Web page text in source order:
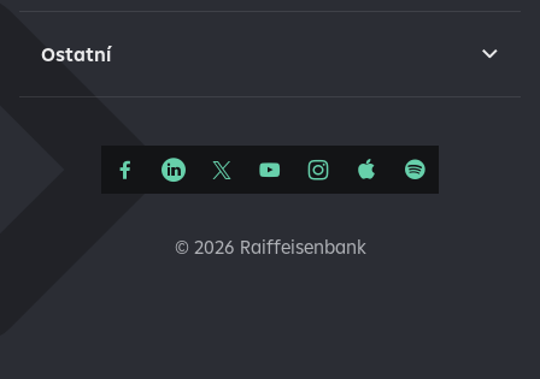
Ostatní
© 2026 Raiffeisenbank